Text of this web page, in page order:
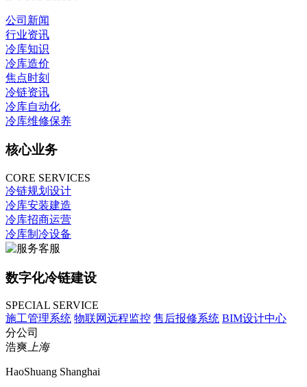
公司新闻
行业资讯
冷库知识
冷库造价
焦点时刻
冷链资讯
冷库自动化
冷库维修保养
核心业务
CORE SERVICES
冷链规划设计
冷库安装建造
冷库招商运营
冷库制冷设备
数字化冷链建设
SPECIAL SERVICE
施工管理系统 物联网远程监控 售后报修系统 BIM设计中心
分公司
浩爽上海
HaoShuang Shanghai